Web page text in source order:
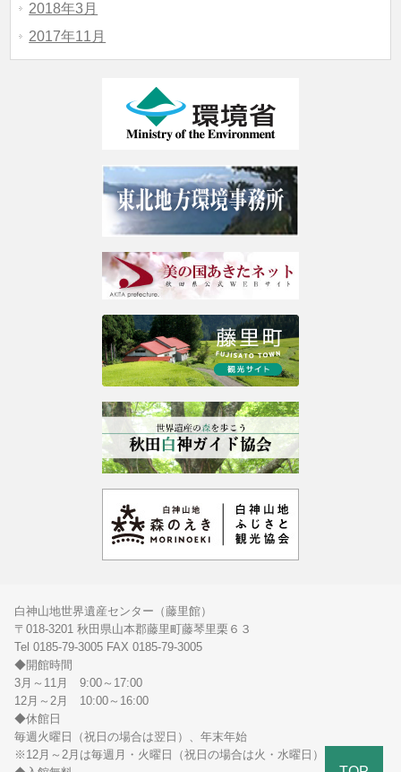
2018年3月
2017年11月
白神山地世界遺産センター（藤里館）
〒018-3201 秋田県山本郡藤里町藤琴里栗６３
Tel 0185-79-3005 FAX 0185-79-3005
◆開館時間
3月～11月 9:00～17:00
12月～2月 10:00～16:00
◆休館日
毎週火曜日（祝日の場合は翌日）、年末年始
※12月～2月は毎週月・火曜日（祝日の場合は火・水曜日）